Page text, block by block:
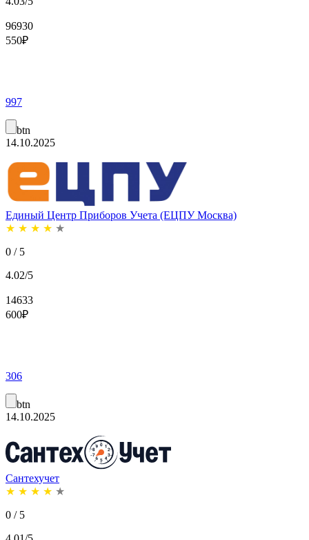
96930
550₽
997
btn
14.10.2025
Единый Центр Приборов Учета (ЕЦПУ Москва)
★ ★ ★ ★ ★
0 / 5
4.02/5
14633
600₽
306
btn
14.10.2025
Сантехучет
★ ★ ★ ★ ★
0 / 5